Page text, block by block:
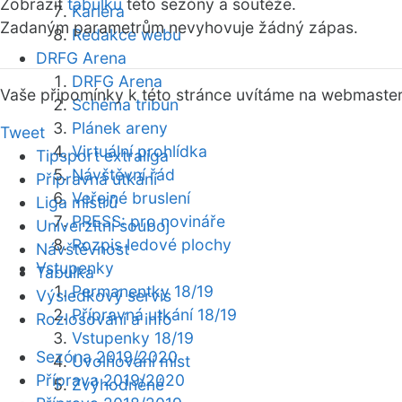
Kariéra
Redakce webu
DRFG Arena
DRFG Arena
Schéma tribun
Plánek areny
Virtuální prohlídka
Návštěvní řád
Veřejné bruslení
PRESS: pro novináře
Rozpis ledové plochy
Vstupenky
Permanentky 18/19
Přípravná utkání 18/19
Vstupenky 18/19
Uvolňování míst
Zvýhodněné
Zobrazit tabulku této sezóny a soutěže.
Zadaným parametrům nevyhovuje žádný zápas.
Vaše připomínky k této stránce uvítáme na webmaster
Tweet
Tipsport extraliga
Přípravná utkání
Liga mistrů
Univerzitní souboj
Návštěvnost
Tabulka
Výsledkový servis
Rozlosování a info
Sezóna 2019/2020
Příprava 2019/2020